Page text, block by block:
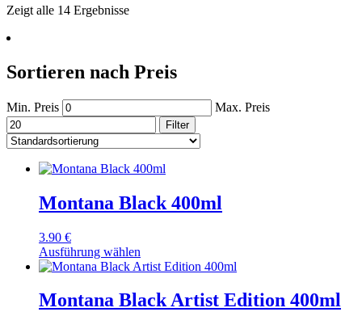
Zeigt alle 14 Ergebnisse
Sortieren nach Preis
Min. Preis Max. Preis
Filter
Montana Black 400ml
3.90 €
Ausführung wählen
Montana Black Artist Edition 400ml